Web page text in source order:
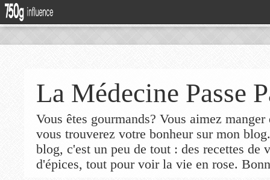
La Médecine Passe
Vous êtes gourmands? Vous aimez
vous trouverez votre bonheur sur mon
blog, c'est un peu de tout : des recettes de
d'épices, tout pour voir la vie en rose.